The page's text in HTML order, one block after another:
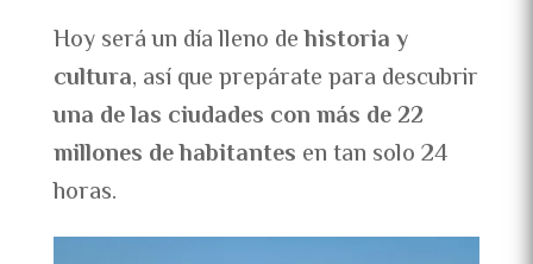
Hoy será un día lleno dehistoria y
cultura, así que prepárate para descubrir
una de las ciudades con más de 22
millones de habitantes en tan solo 24
horas.